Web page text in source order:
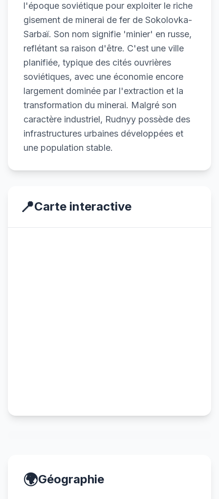
l'époque soviétique pour exploiter le riche
gisement de minerai de fer de Sokolovka-
Sarbaï. Son nom signifie 'minier' en russe,
reflétant sa raison d'être. C'est une ville
planifiée, typique des cités ouvrières
soviétiques, avec une économie encore
largement dominée par l'extraction et la
transformation du minerai. Malgré son
caractère industriel, Rudnyy possède des
infrastructures urbaines développées et
une population stable.
📍Carte interactive
🌍Géographie